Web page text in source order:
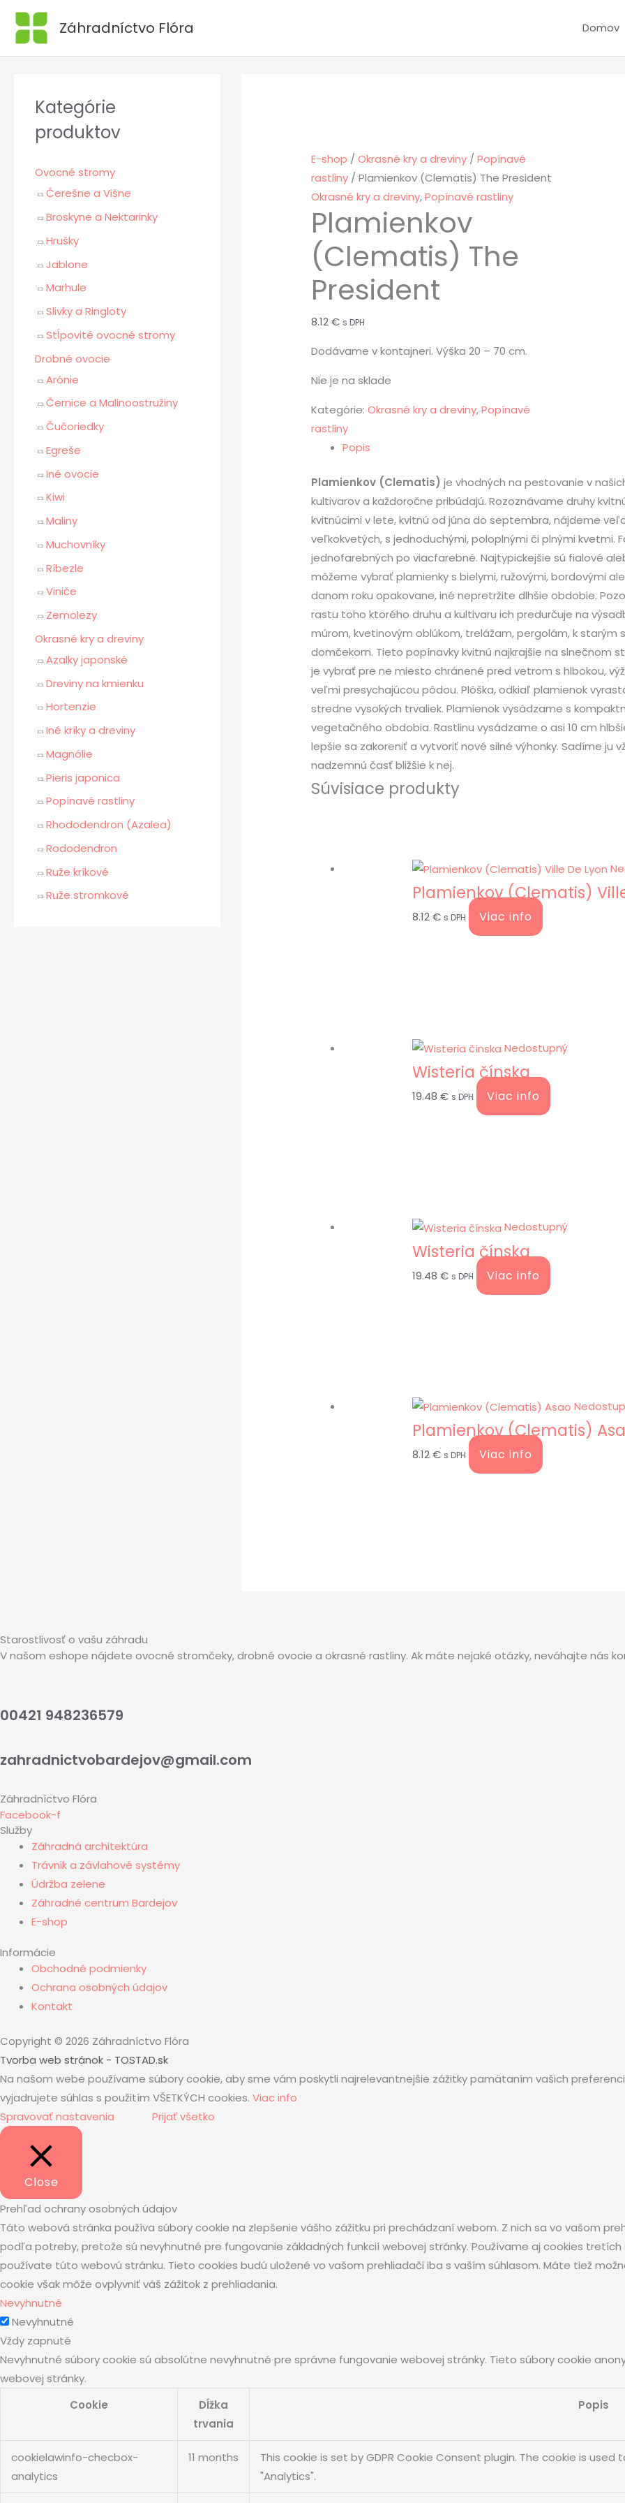
Preskočiť
obsah
Záhradníctvo Flóra Domov
Kategórie
produktov
Ovocné stromy
Čerešne a Višne
Broskyne a Nektarinky
Hrušky
Jablone
Marhule
Slivky a Ringloty
Stĺpovité ovocné stromy
Drobné ovocie
Arónie
Černice a Malinoostružiny
Čučoriedky
Egreše
Iné ovocie
Kiwi
Maliny
Muchovníky
Ríbezle
Viniče
Zemolezy
Okrasné kry a dreviny
Azalky japonské
Dreviny na kmienku
Hortenzie
Iné kríky a dreviny
Magnólie
Pieris japonica
Popínavé rastliny
Rhododendron (Azalea)
Rododendron
Ruže kríkové
Ruže stromkové
E-shop /Okrasné kry a dreviny /Popínavé
rastliny / Plamienkov (Clematis) The President
Okrasné kry a dreviny,Popínavé rastliny
Plamienkov
(Clematis) The
President
8.12€ s DPH
Dodávame v kontajneri. Výška 20 – 70 cm.
Nie je na sklade
Kategórie:Okrasné kry a dreviny,Popínavé
rastliny
Popis
Plamienkov (Clematis) je vhodných na pestovanie v
kultivarov a každoročne pribúdajú. Rozoznávame druhy
kvitnúcimi v lete, kvitnú od júna do septembra, nájdeme
veľkokvetých, s jednoduchými, poloplnými či plnými kvetmi.
jednofarebných po viacfarebné. Najtypickejšie sú fialové
môžeme vybrať plamienky s bielymi, ružovými, bordovými
danom roku opakovane, iné nepretržite dlhšie obdobie.
rastu toho ktorého druhu a kultivaru ich predurčuje na
múrom, kvetinovým oblúkom, trelážam, pergolám, k starým
domčekom. Tieto popínavky kvitnú najkrajšie na slnečnom
je vybrať pre ne miesto chránené pred vetrom s hlbokou,
veľmi presychajúcou pôdou. Plôška, odkiaľ plamienok
stredne vysokých trvaliek. Plamienok vysádzame s
vegetačného obdobia. Rastlinu vysádzame o asi 10 cm
lepšie sa zakoreniť a vytvoriť nové silné výhonky. Sadíme ju
nadzemnú časť bližšie k nej.
Súvisiace produkty
Plamienkov (Clematis)
8.12€ s DPH Viac info
Nedostupný
Wisteria čínska
19.48€ s DPH Viac info
Nedostupný
Wisteria čínska
19.48€ s DPH Viac info
Plamienkov (Clematis)
8.12€ s DPH Viac info
Starostlivosť o vašu záhradu
V našom eshope nájdete ovocné stromčeky, drobné ovocie a okrasné rastliny. Ak máte nejaké otázky, neváhajte nás
00421 948236579
zahradnictvobardejov@gmail.com
Záhradníctvo Flóra
Facebook-f
Služby
Záhradná architektúra
Trávnik a závlahové systémy
Údržba zelene
Záhradné centrum Bardejov
E-shop
Informácie
Obchodné podmienky
Ochrana osobných údajov
Kontakt
Copyright © 2026 Záhradníctvo Flóra
Tvorba web stránok - TOSTAD.sk
Na našom webe používame súbory cookie, aby sme vám poskytli najrelevantnejšie zážitky pamätaním vašich
vyjadrujete súhlas s použitím VŠETKÝCH cookies. Viac info
Spravovať nastavenia
Prijať všetko
Close
Prehľad ochrany osobných údajov
Táto webová stránka používa súbory cookie na zlepšenie vášho zážitku pri prechádzaní webom. Z nich sa vo vašom
podľa potreby, pretože sú nevyhnutné pre fungovanie základných funkcií webovej stránky. Používame aj cookies
používate túto webovú stránku. Tieto cookies budú uložené vo vašom prehliadači iba s vaším súhlasom. Máte tiež
cookie však môže ovplyvniť váš zážitok z prehliadania.
Nevyhnutné
Nevyhnutné
Vždy zapnuté
Nevyhnutné súbory cookie sú absolútne nevyhnutné pre správne fungovanie webovej stránky. Tieto súbory cookie
webovej stránky.
Cookie
Dĺžka
trvania
Popis
cookielawinfo-checbox-
analytics
11 months
This cookie is set by GDPR Cookie Consent plugin. The cookie is
"Analytics".